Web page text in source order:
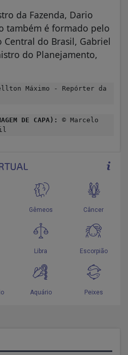
da Fazenda, Dario
também é formado pelo
Central do Brasil, Gabriel
do Planejamento,
Máximo - Repórter da
DE CAPA):
© Marcelo